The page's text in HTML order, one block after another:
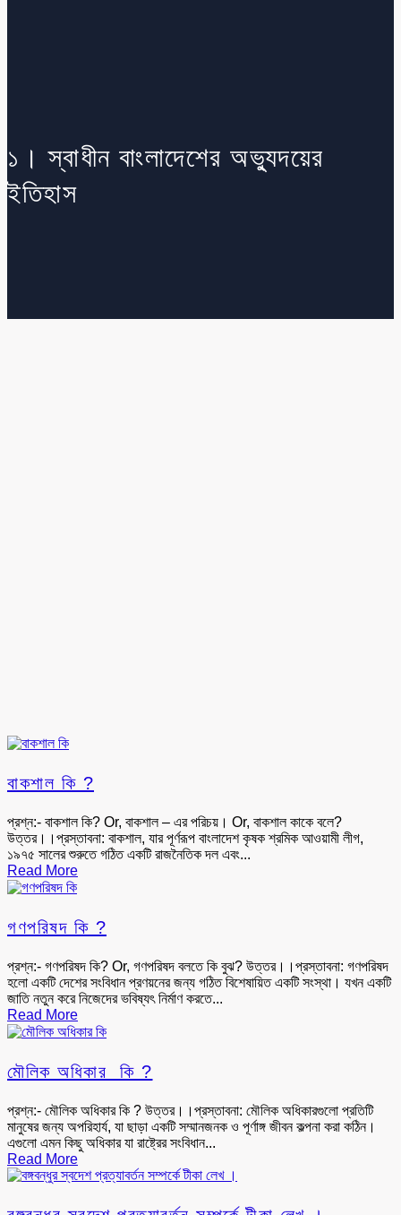
১। স্বাধীন বাংলাদেশের অভ্যুদয়ের
ইতিহাস
বাকশাল কি ?
প্রশ্ন:- বাকশাল কি? Or, বাকশাল – এর পরিচয়। Or, বাকশাল কাকে বলে?
উত্তর।।প্রস্তাবনা: বাকশাল, যার পূর্ণরূপ বাংলাদেশ কৃষক শ্রমিক আওয়ামী লীগ,
১৯৭৫ সালের শুরুতে গঠিত একটি রাজনৈতিক দল এবং...
Read More
গণপরিষদ কি ?
প্রশ্ন:- গণপরিষদ কি? Or, গণপরিষদ বলতে কি বুঝ? উত্তর।।প্রস্তাবনা: গণপরিষদ
হলো একটি দেশের সংবিধান প্রণয়নের জন্য গঠিত বিশেষায়িত একটি সংস্থা। যখন একটি
জাতি নতুন করে নিজেদের ভবিষ্যৎ নির্মাণ করতে...
Read More
মৌলিক অধিকার কি ?
প্রশ্ন:- মৌলিক অধিকার কি ? উত্তর।।প্রস্তাবনা: মৌলিক অধিকারগুলো প্রতিটি
মানুষের জন্য অপরিহার্য, যা ছাড়া একটি সম্মানজনক ও পূর্ণাঙ্গ জীবন কল্পনা করা কঠিন।
এগুলো এমন কিছু অধিকার যা রাষ্ট্রের সংবিধান...
Read More